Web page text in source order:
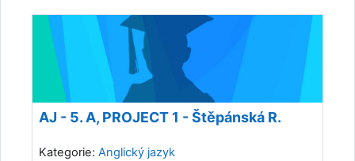
AJ - 5. A, PROJECT 1 - Štěpánská R.
Kategorie: Anglický jazyk